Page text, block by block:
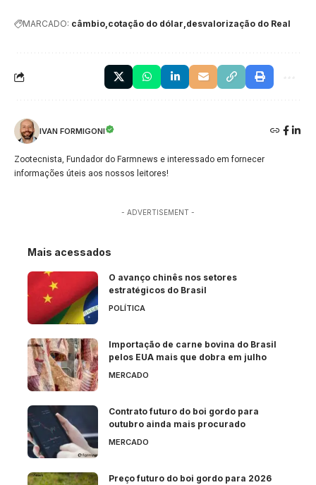
MARCADO: câmbio cotação do dólar desvalorização do Real
IVAN FORMIGONI
Zootecnista, Fundador do Farmnews e interessado em fornecer
informações úteis aos nossos leitores!
- ADVERTISEMENT -
Mais acessados
O avanço chinês nos setores
estratégicos do Brasil
POLÍTICA
Importação de carne bovina do Brasil
pelos EUA mais que dobra em julho
MERCADO
Contrato futuro do boi gordo para
outubro ainda mais procurado
MERCADO
Preço futuro do boi gordo para 2026